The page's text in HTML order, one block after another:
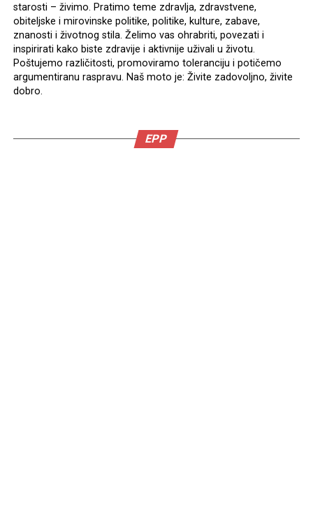
starosti – živimo. Pratimo teme zdravlja, zdravstvene,
obiteljske i mirovinske politike, politike, kulture, zabave,
znanosti i životnog stila. Želimo vas ohrabriti, povezati i
inspirirati kako biste zdravije i aktivnije uživali u životu.
Poštujemo različitosti, promoviramo toleranciju i potičemo
argumentiranu raspravu. Naš moto je: Živite zadovoljno, živite
dobro.
EPP